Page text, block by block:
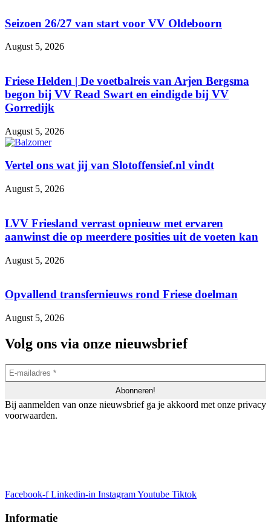
Seizoen 26/27 van start voor VV Oldeboorn
August 5, 2026
Friese Helden | De voetbalreis van Arjen Bergsma
begon bij VV Read Swart en eindigde bij VV
Gorredijk
August 5, 2026
Vertel ons wat jij van Slotoffensief.nl vindt
August 5, 2026
LVV Friesland verrast opnieuw met ervaren
aanwinst die op meerdere posities uit de voeten kan
August 5, 2026
Opvallend transfernieuws rond Friese doelman
August 5, 2026
Volg ons via onze nieuwsbrief
Bij aanmelden van onze nieuwsbrief ga je akkoord met onze privacy
voorwaarden.
Facebook-f Linkedin-in InstagramYoutube Tiktok
Informatie